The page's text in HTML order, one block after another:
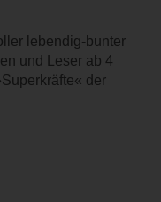
lebendig-bunter
und Leser ab 4
der